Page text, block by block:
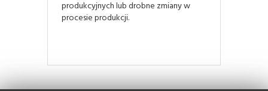
produkcyjnych lub drobne zmiany w
procesie produkcji.